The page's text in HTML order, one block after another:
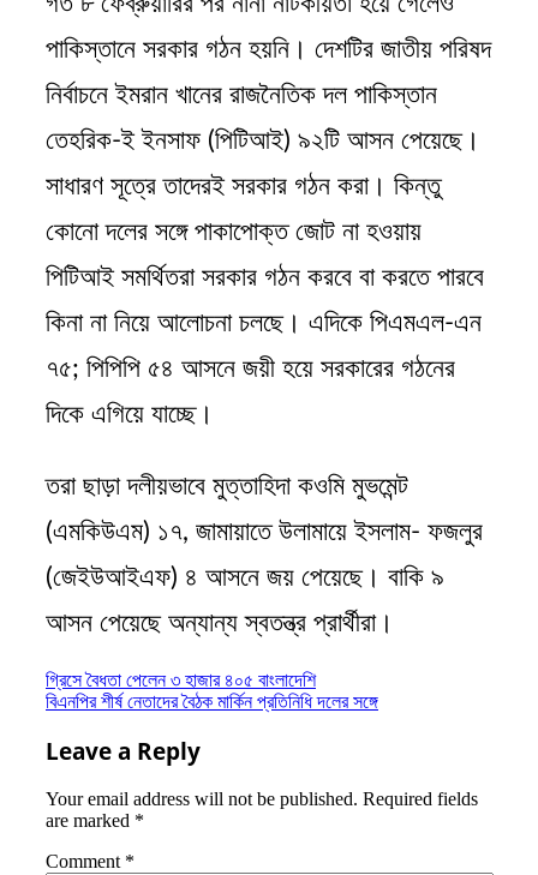
পাকিস্তানে সরকার গঠন হয়নি। দেশটির জাতীয় পরিষদ
নির্বাচনে ইমরান খানের রাজনৈতিক দল পাকিস্তান
তেহরিক-ই ইনসাফ (পিটিআই) ৯২টি আসন পেয়েছে।
সাধারণ সূত্রে তাদেরই সরকার গঠন করা। কিন্তু
কোনো দলের সঙ্গে পাকাপোক্ত জোট না হওয়ায়
পিটিআই সমর্থিতরা সরকার গঠন করবে বা করতে পারবে
কিনা না নিয়ে আলোচনা চলছে। এদিকে পিএমএল-এন
৭৫; পিপিপি ৫৪ আসনে জয়ী হয়ে সরকারের গঠনের
দিকে এগিয়ে যাচ্ছে।
তরা ছাড়া দলীয়ভাবে মুত্তাহিদা কওমি মুভমেন্ট
(এমকিউএম) ১৭, জামায়াতে উলামায়ে ইসলাম- ফজলুর
(জেইউআইএফ) ৪ আসনে জয় পেয়েছে। বাকি ৯
আসন পেয়েছে অন্যান্য স্বতন্ত্র প্রার্থীরা।
Post
গ্রিসে বৈধতা পেলেন ৩ হাজার ৪০৫ বাংলাদেশি
বিএনপির শীর্ষ নেতাদের বৈঠক মার্কিন প্রতিনিধি দলের সঙ্গে
Leave a Reply
Your email address will not be published. Required fields
are marked *
Comment *